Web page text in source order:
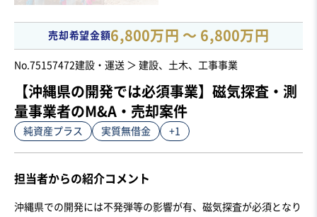
売却希望金額6,800万円 〜 6,800万円
No.75157472建設・運送 ＞ 建設、土木、工事事業
【沖縄県の開発では必須事業】磁気探査・測
量事業者のM&A・売却案件
純資産プラス 実質無借金 +1
担当者からの紹介コメント
沖縄県での開発には不発弾等の影響が有、磁気探査が必須となり